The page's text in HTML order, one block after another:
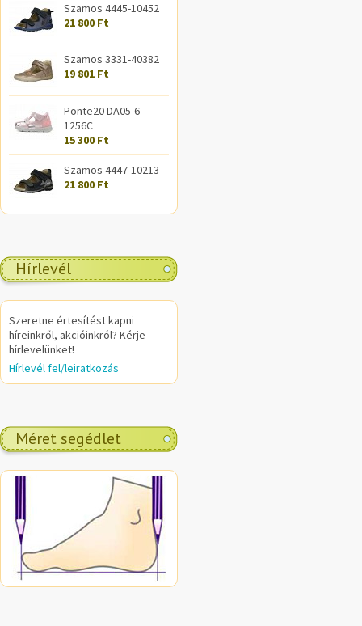
Szamos 4445-10452
21 800 Ft
Szamos 3331-40382
19 801 Ft
Ponte20 DA05-6-
1256C
15 300 Ft
Szamos 4447-10213
21 800 Ft
Hírlevél
Szeretne értesítést kapni
híreinkről, akcióinkról? Kérje
hírlevelünket!
Hírlevél fel/leiratkozás
Méret segédlet